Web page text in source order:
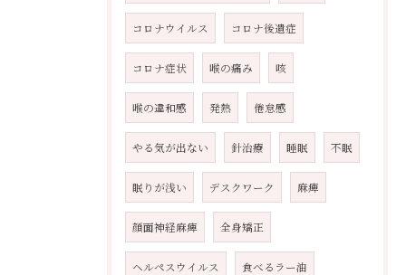
コロナウイルス コロナ後遺症
コロナ症状 喉の痛み 咳
喉の違和感 発熱 倦怠感
やる気が出ない 針治療 睡眠 不眠
眠りが浅い デスクワーク 麻痺
顔面神経麻痺 全身矯正
ヘルペスウイルス 食べるラー油